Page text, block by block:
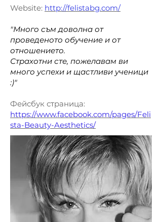
Website: http://felistabg.com/
"Много съм доволна от
проведеното обучение и от
отношението.
Страхотни сте, пожелавам ви
много успехи и щастливи ученици
:)"
Фейсбук страница:
https://www.facebook.com/pages/Feli
sta-Beauty-Aesthetics/